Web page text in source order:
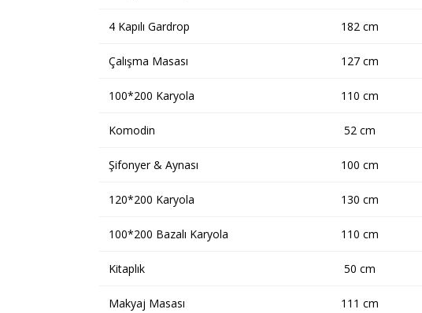
4 Kapılı Gardrop 182 cm
Çalışma Masası 127 cm
100*200 Karyola 110 cm
Komodin 52 cm
Şifonyer & Aynası 100 cm
120*200 Karyola 130 cm
100*200 Bazalı Karyola 110 cm
Kitaplık 50 cm
Makyaj Masası 111 cm